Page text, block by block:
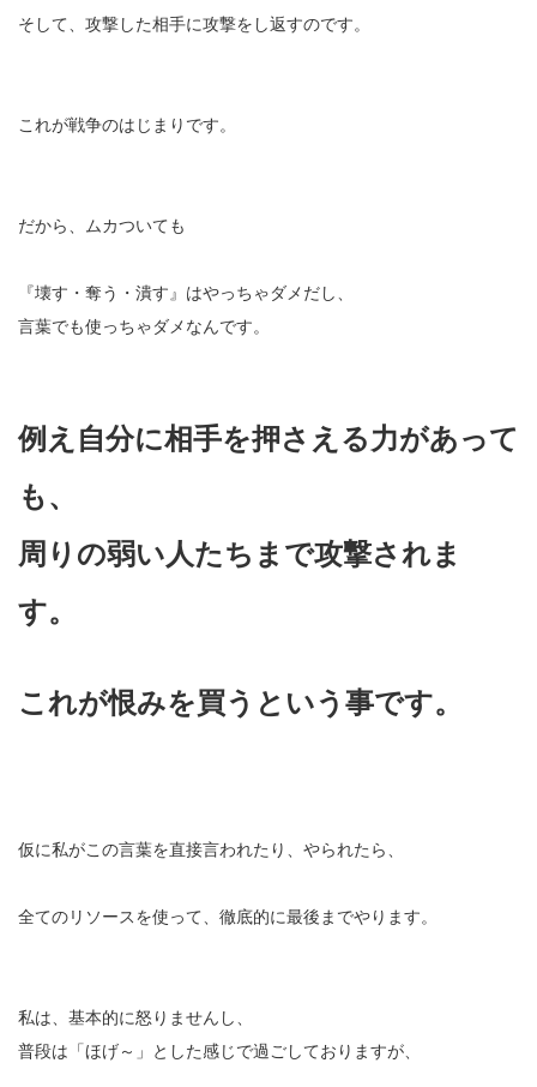
そして、攻撃した相手に攻撃をし返すのです。
これが戦争のはじまりです。
だから、ムカついても
『壊す・奪う・潰す』はやっちゃダメだし、
言葉でも使っちゃダメなんです。
例え自分に相手を押さえる力があって
も、
周りの弱い人たちまで攻撃されま
す。
これが恨みを買うという事です。
仮に私がこの言葉を直接言われたり、やられたら、
全てのリソースを使って、徹底的に最後までやります。
私は、基本的に怒りませんし、
普段は「ほげ～」とした感じで過ごしておりますが、